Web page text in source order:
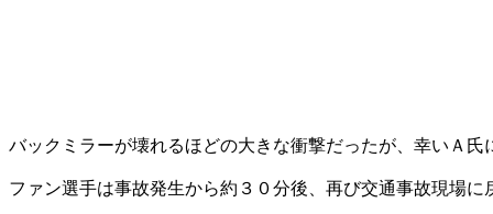
バックミラーが壊れるほどの大きな衝撃だったが、幸いＡ氏
ファン選手は事故発生から約３０分後、再び交通事故現場